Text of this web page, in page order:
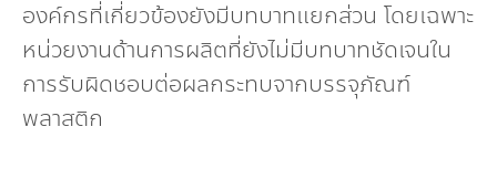
องค์กรที่เกี่ยวข้องยังมีบทบาทแยกส่วน โดยเฉพาะ
หน่วยงานด้านการผลิตที่ยังไม่มีบทบาทชัดเจนใน
การรับผิดชอบต่อผลกระทบจากบรรจุภัณฑ์
พลาสติก